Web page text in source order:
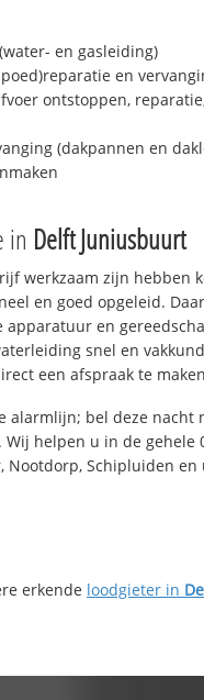
en gasleiding)
en
ontstoppen,
(dakpannen en
in Delft Juniusbuurt
werkzaam zijn hebben
en goed opgeleid.
en
snel en
een afspraak te
alarmlijn; bel deze nacht
helpen u in de gehele
Nootdorp, Schipluiden en
erkende loodgieter in